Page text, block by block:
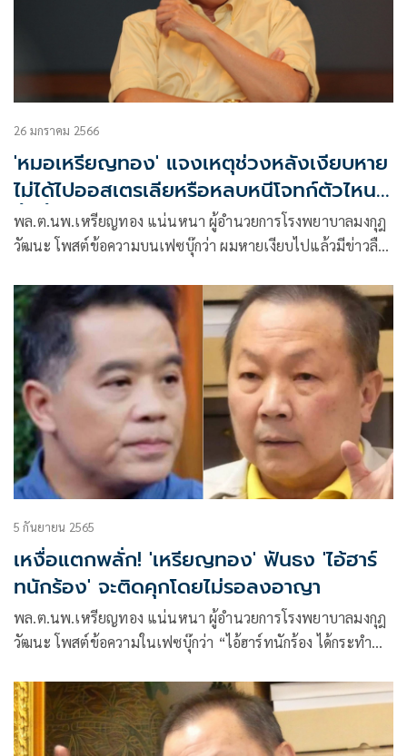
26 มกราคม 2566
'หมอเหรียญทอง' แจงเหตุช่วงหลังเงียบหาย
ไม่ได้ไปออสเตรเลียหรือหลบหนีโจทก์ตัวไหน
ทั้งนั้น
พล.ต.นพ.เหรียญทอง แน่นหนา ผู้อำนวยการโรงพยาบาลมงกุฎ
วัฒนะ โพสต์ข้อความบนเฟซบุ๊กว่า ผมหายเงียบไปแล้วมีข่าวลือ
อพยพละทิ้งทรัพย์สินในประเทศไปทำไมกันล่ะครับ
5 กันยายน 2565
เหงื่อแตกพลั่ก! 'เหรียญทอง' ฟันธง 'ไอ้ฮาร์
ทนักร้อง' จะติดคุกโดยไม่รอลงอาญา
พล.ต.นพ.เหรียญทอง แน่นหนา ผู้อำนวยการโรงพยาบาลมงกุฎ
วัฒนะ โพสต์ข้อความในเฟซบุ๊กว่า “ไอ้ฮาร์ทนักร้อง ได้กระทำ